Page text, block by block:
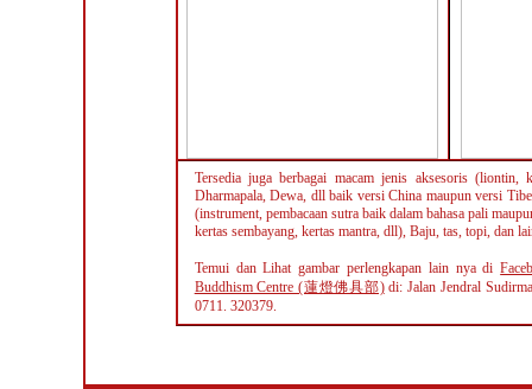
Tersedia juga berbagai macam jenis aksesoris
Dharmapala, Dewa, dll baik versi China maupun versi
(instrument, pembacaan sutra baik dalam bahasa pali
kertas sembayang, kertas mantra, dll), Baju, tas, topi, dan
Temui dan Lihat gambar perlengkapan lain nya di
Buddhism Centre (蓮燈佛具部)di: Jalan Jendral
0711. 320379.